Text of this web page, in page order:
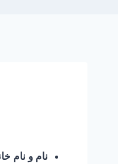
نام و نام